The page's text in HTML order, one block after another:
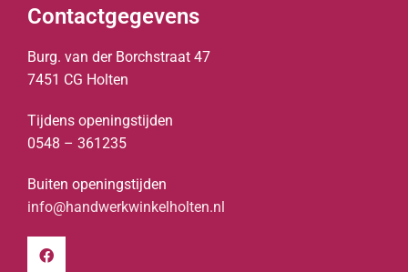
Contactgegevens
Burg. van der Borchstraat 47
7451 CG Holten
Tijdens openingstijden
0548 – 361235
Buiten openingstijden
info@handwerkwinkelholten.nl